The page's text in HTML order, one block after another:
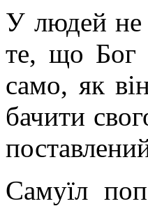
У людей не
те, що Бог
само, як
бачити
Самуїл